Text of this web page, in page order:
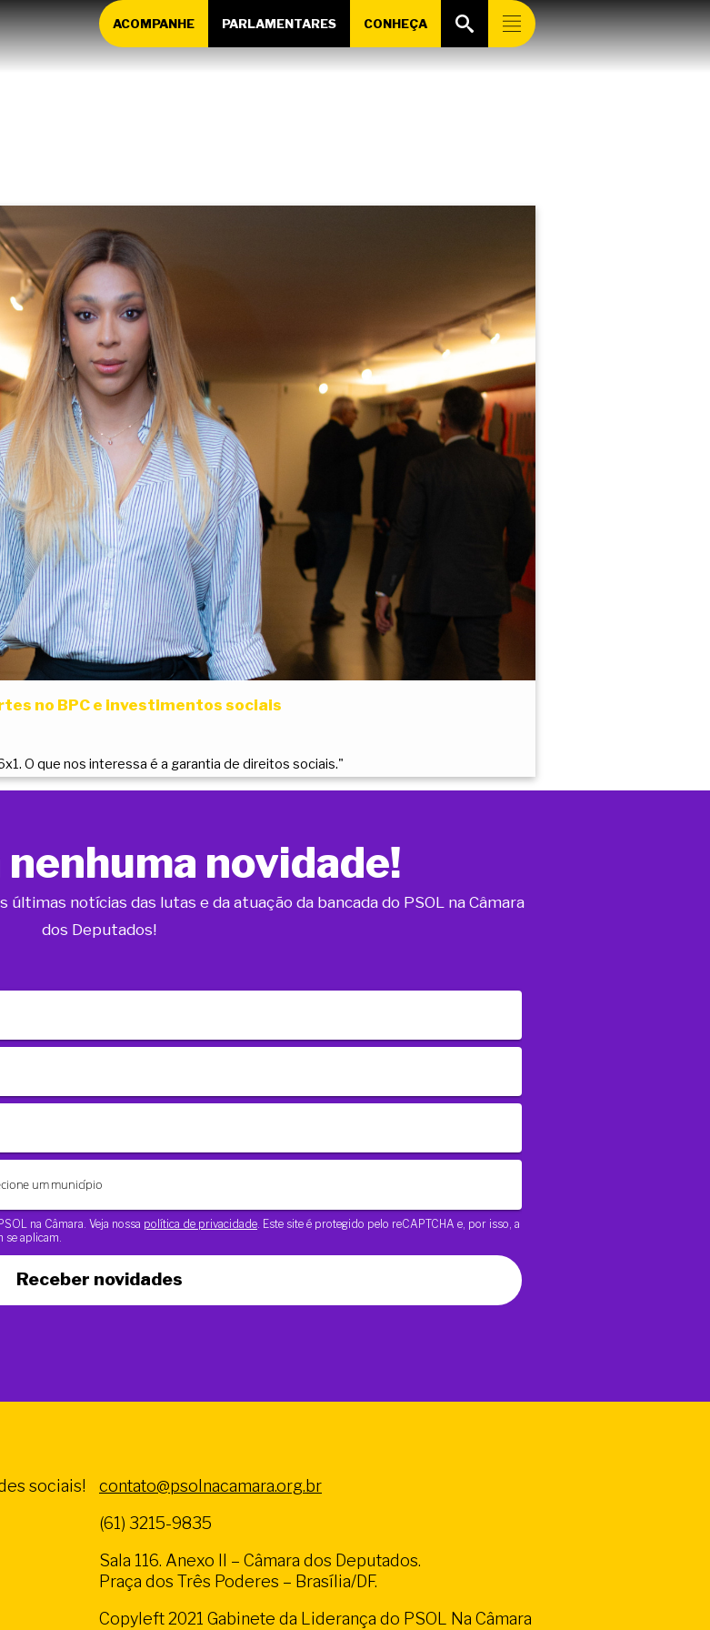
ACOMPANHE PARLAMENTARES CONHEÇA
no BPC e investimentos sociais
O que nos interessa é a garantia de direitos sociais."
nenhuma novidade!
notícias das lutas e da atuação da bancada do PSOL na Câmara
dos Deputados!
na Câmara. Veja nossa política de privacidade . Este site é protegido pelo reCAPTCHA e, por isso, a
se aplicam.
Receber novidades
sociais!
contato@psolnacamara.org.br
(61) 3215-9835
Sala 116. Anexo II – Câmara dos Deputados.
Praça dos Três Poderes – Brasília/DF.
Copyleft 2021 Gabinete da Liderança do PSOL Na Câmara